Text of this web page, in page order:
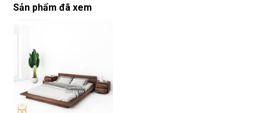
Sản phẩm đã xem